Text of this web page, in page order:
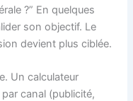
?” En quelques
son objectif. Le
devient plus ciblée.
Un calculateur
canal (publicité,